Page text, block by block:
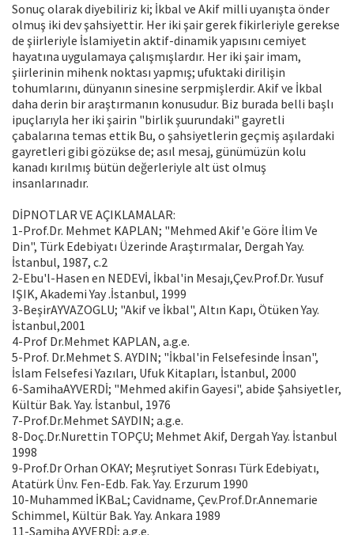
Sonuç olarak diyebiliriz ki; İkbal ve Akif milli uyanışta önder
olmuş iki dev şahsiyettir. Her iki şair gerek fikirleriyle gerekse
de şiirleriyle İslamiyetin aktif-dinamik yapısını cemiyet
hayatına uygulamaya çalışmışlardır. Her iki şair imam,
şiirlerinin mihenk noktası yapmış; ufuktaki dirilişin
tohumlarını, dünyanın sinesine serpmişlerdir. Akif ve İkbal
daha derin bir araştırmanın konusudur. Biz burada belli başlı
ipuçlarıyla her iki şairin "birlik şuurundaki" gayretli
çabalarına temas ettik Bu, o şahsiyetlerin geçmiş aşılardaki
gayretleri gibi gözükse de; asıl mesaj, günümüzün kolu
kanadı kırılmış bütün değerleriyle alt üst olmuş
insanlarınadır.
DİPNOTLAR VE AÇIKLAMALAR:
1-Prof.Dr. Mehmet KAPLAN; "Mehmed Akif'e Göre İlim Ve
Din", Türk Edebiyatı Üzerinde Araştırmalar, Dergah Yay.
İstanbul, 1987, c.2
2-Ebu'l-Hasen en NEDEVİ, İkbal'in Mesajı,Çev.Prof.Dr. Yusuf
IŞIK, Akademi Yay .İstanbul, 1999
3-BeşirAYVAZOGLU; "Akif ve İkbal", Altın Kapı, Ötüken Yay.
İstanbul,2001
4-Prof Dr.Mehmet KAPLAN, a.g.e.
5-Prof. Dr.Mehmet S. AYDIN; "İkbal'in Felsefesinde İnsan",
İslam Felsefesi Yazıları, Ufuk Kitapları, İstanbul, 2000
6-SamihaAYVERDİ; "Mehmed akifin Gayesi", abide Şahsiyetler,
Kültür Bak. Yay. İstanbul, 1976
7-Prof.Dr.Mehmet SAYDIN; a.g.e.
8-Doç.Dr.Nurettin TOPÇU; Mehmet Akif, Dergah Yay. İstanbul
1998
9-Prof.Dr Orhan OKAY; Meşrutiyet Sonrası Türk Edebiyatı,
Atatürk Ünv. Fen-Edb. Fak. Yay. Erzurum 1990
10-Muhammed İKBaL; Cavidname, Çev.Prof.Dr.Annemarie
Schimmel, Kültür Bak. Yay. Ankara 1989
11-Samiha AYVERDİ; a.g.e.